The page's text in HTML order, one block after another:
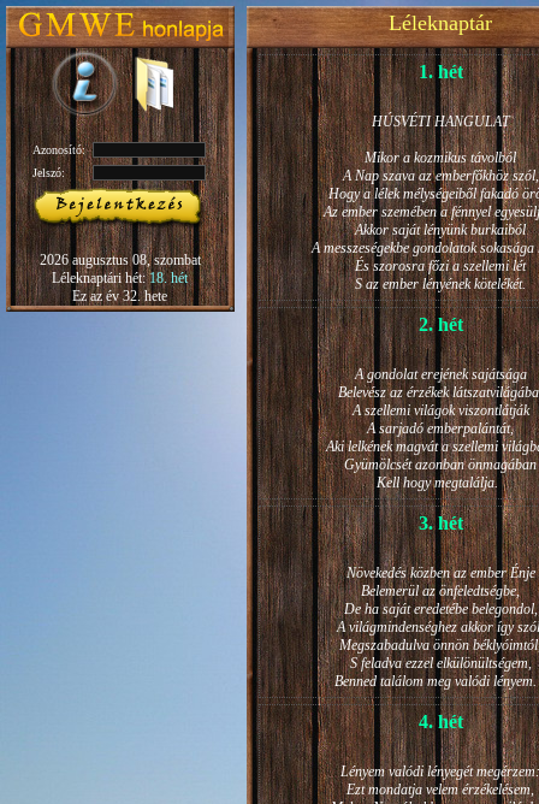
Azonosító:
Jelszó:
2026 augusztus 08, szombat
Léleknaptári hét:18. hét
Ez az év 32. hete
Léleknaptár
1. hét
HÚSVÉTI HANGULAT
Mikor a kozmikus távolból
A Nap szava az emberfőkhöz szól,
Hogy a lélek mélységeiből fakadó
Az ember szemében a fénnyel
Akkor saját lényünk burkaiból
A messzeségekbe gondolatok sokasága
És szorosra főzi a szellemi lét
S az ember lényének kötelékét.
2. hét
A gondolat erejének sajátsága
Belevész az érzékek
A szellemi világok viszontlátják
A sarjadó emberpalántát,
Aki lelkének magvát a szellemi
Gyümölcsét azonban önmagában
Kell hogy megtalálja.
3. hét
Növekedés közben az ember Énje
Belemerül az önfeledtségbe,
De ha saját eredetébe belegondol,
A világmindenséghez akkor így
Megszabadulva önnön
S feladva ezzel elkülönültségem,
Benned találom meg valódi
4. hét
Lényem valódi lényegét megérzem:
Ezt mondatja velem érzékelésem,